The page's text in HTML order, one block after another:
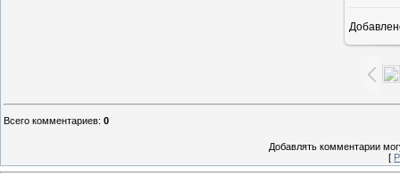
Всего комментариев: 0
Добавлять комментарии
[